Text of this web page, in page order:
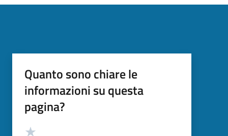
Quanto sono chiare le
informazioni su questa
pagina?
Valutazione